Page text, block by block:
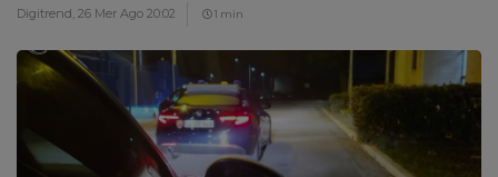
Digitrend, 26 Mer Ago 20:02 1 min